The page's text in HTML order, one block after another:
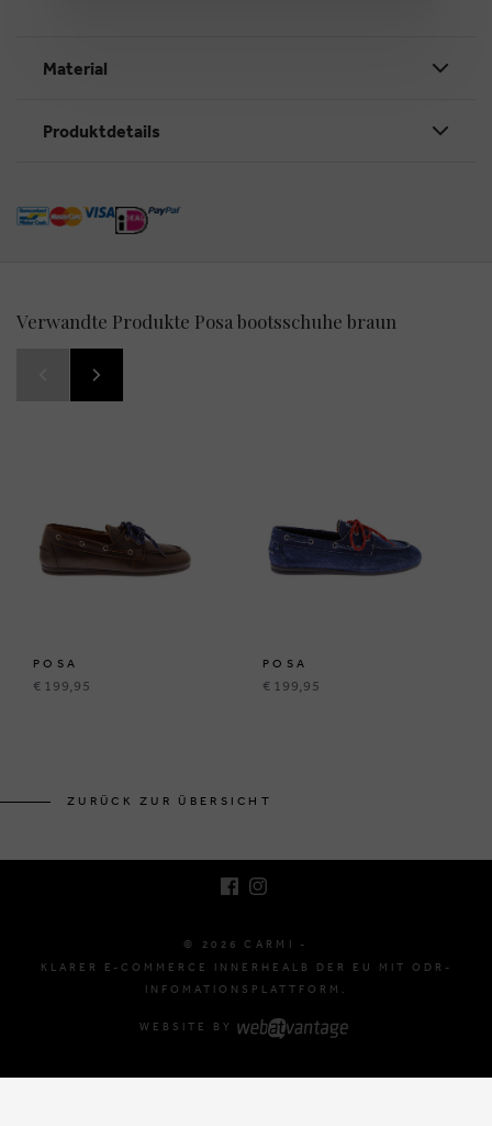
Material
Produktdetails
Verwandte Produkte Posa bootsschuhe braun
POSA
€ 199,95
POSA
€ 199,95
ZURÜCK ZUR ÜBERSICHT
© 2026 CARMI -
KLARER E-COMMERCE INNERHEALB DER EU MIT ODR-
INFOMATIONSPLATTFORM.
WEBSITE BY